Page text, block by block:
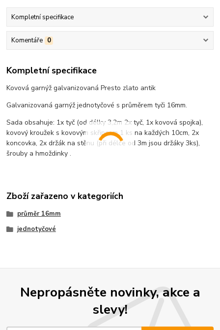
Kompletní specifikace
Komentáře 0
Kompletní specifikace
Kovová garnýž galvanizovaná Presto zlato antik
Galvanizovaná garnýž jednotyčové s průměrem tyči 16mm.
Sada obsahuje: 1x tyč (od délky 3,2m 2x tyč, 1x kovová spojka),
kovový kroužek s kovovým skřipcem 1 ks na každých 10cm, 2x
koncovka, 2x držák na stěnu (při délce od 3m jsou držáky 3ks),
šrouby a hmoždinky .
Zboží zařazeno v kategoriích
průměr 16mm
jednotyčové
Nepropásněte novinky, akce a
slevy!